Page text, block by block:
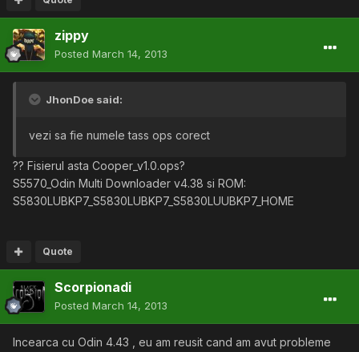
zippy
Posted March 14, 2013
JhonDoe said:
vezi sa fie numele tass ops corect
?? Fisierul asta Cooper_v1.0.ops?
S5570_Odin Multi Downloader v4.38 si ROM:
S5830LUBKP7_S5830LUBKP7_S5830LUUBKP7_HOME
Quote
Scorpionadi
Posted March 14, 2013
Incearca cu Odin 4.43 , eu am reusit cand am avut probleme